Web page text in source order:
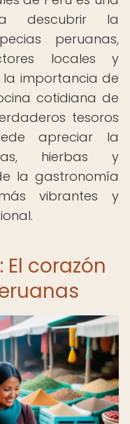
descubrir la
peruanas,
locales y
importancia de
cotidiana de
tesoros
apreciar la
hierbas y
la gastronomía
vibrantes y
corazón